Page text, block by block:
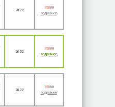
2022
15000
подробнее
2022
15000
подробнее
2022
15000
подробнее